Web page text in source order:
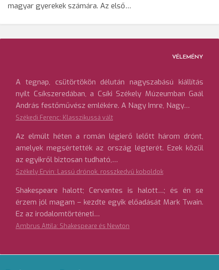
magyar gyerekek számára. Az első…
VÉLEMÉNY
A tegnap, csütörtökön délután nagyszabású kiállítás
nyílt Csíkszeredában, a Csíki Székely Múzeumban Gaál
András festőművész emlékére. A Nagy Imre, Nagy…
Székedi Ferenc: Klasszikussá vált
Az elmúlt héten a román légierő lelőtt három drónt,
amelyek megsértették az ország légterét. Ezek közül
az egyikről biztosan tudható,…
Székely Ervin: Lassú drónok, rosszkedvű koboldok
Shakespeare halott; Cervantes is halott…; és én se
érzem jól magam – kezdte egyik előadását Mark Twain.
Ez az irodalomtörténeti…
Ambrus Attila: Shakespeare és Newton